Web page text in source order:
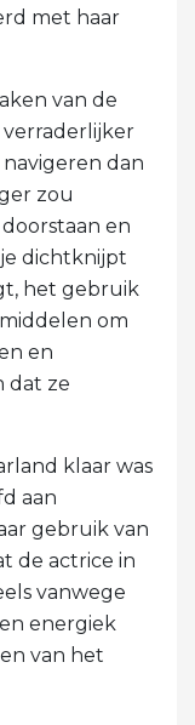
met haar
van de
verraderlijker
dan
zou
​​en
dichtknijpt
het gebruik
om
en
dat ze
klaar was
aan
gebruik van
de actrice in
vanwege
energiek
van het